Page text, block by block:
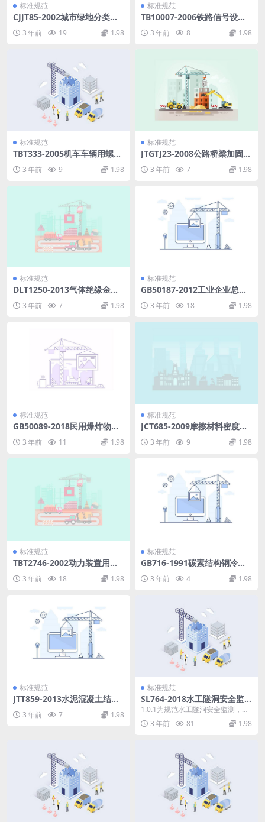
标准规范
CJJT85-2002城市绿地分类标
3 年前 19 1.98
标准规范
TB10007-2006铁路信号设计
3 年前 8 1.98
标准规范
TBT333-2005机车车辆用螺纹
3 年前 9 1.98
标准规范
JTGTJ23-2008公路桥梁加固施
3 年前 7 1.98
标准规范
DLT1250-2013气体绝缘金属
封闭开关设备带电超声局部放
电检测应用导则.pdf
3 年前 7 1.98
标准规范
GB50187-2012工业企业总平
3 年前 18 1.98
标准规范
GB50089-2018民用爆炸物品
3 年前 11 1.98
标准规范
JCT685-2009摩擦材料密度试
3 年前 9 1.98
标准规范
TBT2746-2002动力装置用柴
3 年前 18 1.98
标准规范
GB716-1991碳素结构钢冷轧
3 年前 4 1.98
标准规范
JTT859-2013水泥混凝土结构
3 年前 7 1.98
标准规范
SL764-2018水工隧洞安全监
测技术规范.pdf
1.0.1为规范水工隧洞安全监测，掌
握水工隧洞运行性态，指导工程施
工和运行，反馈...
3 年前 81 1.98